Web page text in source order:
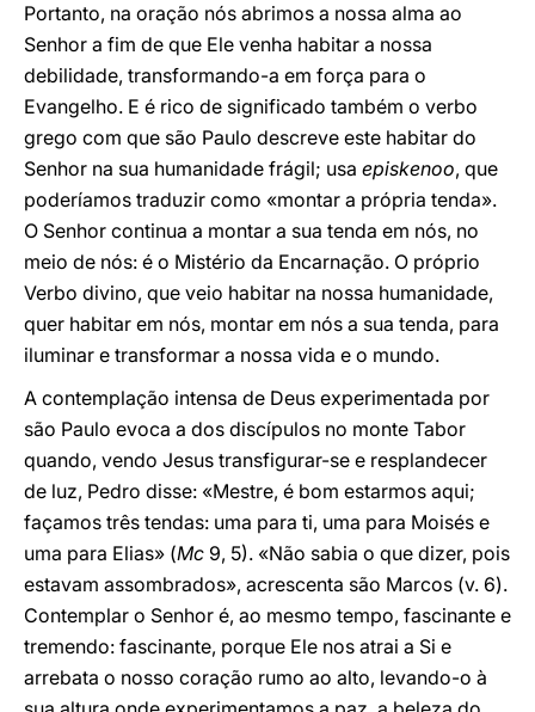
Portanto, na oração nós abrimos a nossa alma ao
Senhor a fim de que Ele venha habitar a nossa
debilidade, transformando-a em força para o
Evangelho. E é rico de significado também o verbo
grego com que são Paulo descreve este habitar do
Senhor na sua humanidade frágil; usa episkenoo, que
poderíamos traduzir como «montar a própria tenda».
O Senhor continua a montar a sua tenda em nós, no
meio de nós: é o Mistério da Encarnação. O próprio
Verbo divino, que veio habitar na nossa humanidade,
quer habitar em nós, montar em nós a sua tenda, para
iluminar e transformar a nossa vida e o mundo.
A contemplação intensa de Deus experimentada por
são Paulo evoca a dos discípulos no monte Tabor
quando, vendo Jesus transfigurar-se e resplandecer
de luz, Pedro disse: «Mestre, é bom estarmos aqui;
façamos três tendas: uma para ti, uma para Moisés e
uma para Elias» (Mc 9, 5). «Não sabia o que dizer, pois
estavam assombrados», acrescenta são Marcos (v. 6).
Contemplar o Senhor é, ao mesmo tempo, fascinante e
tremendo: fascinante, porque Ele nos atrai a Si e
arrebata o nosso coração rumo ao alto, levando-o à